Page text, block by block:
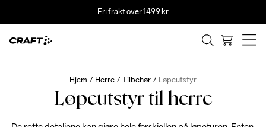
Fri frakt over 1499 kr
Hjem Herre Tilbehør Løpeutstyr
Løpeutstyr til herre